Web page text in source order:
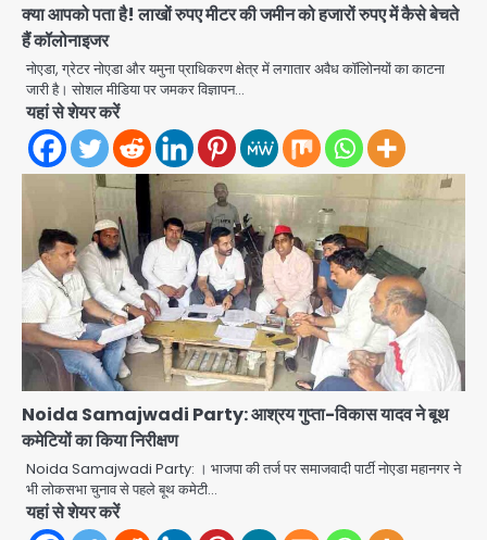
क्या आपको पता है! लाखों रुपए मीटर की जमीन को हजारों रुपए में कैसे बेचते
हैं कॉलोनाइजर
नोएडा, ग्रेटर नोएडा और यमुना प्राधिकरण क्षेत्र में लगातार अवैध कॉलाेिनयों का काटना
जारी है। सोशल मीडिया पर जमकर विज्ञापन…
यहां से शेयर करें
Noida Samajwadi Party: आश्रय गुप्ता-विकास यादव ने बूथ
कमेटियों का किया निरीक्षण
Noida Samajwadi Party: । भाजपा की तर्ज पर समाजवादी पार्टी नोएडा महानगर ने
भी लोकसभा चुनाव से पहले बूथ कमेटी…
यहां से शेयर करें
2
एंटी-बर्गलरी सेल की बड़ी कामयाबी, चोरी के
माल की खरीद-फरोख्त करने वाले गिरोह का
भंडाफोड़
Team JHJ
3
सरकारी भर्ती परीक्षाओं में नकल कराने वाले
अंतरराज्यीय गिरोह का भंडाफोड़, मास्टरमाइंड
समेत 7 गिरफ्तार
Team JHJ
आॅपरेशन ह्यप्रहारह्ण : 72 घंटे में उत्तर-पश्चिम
जिला पुलिस का बड़ा एक्शन